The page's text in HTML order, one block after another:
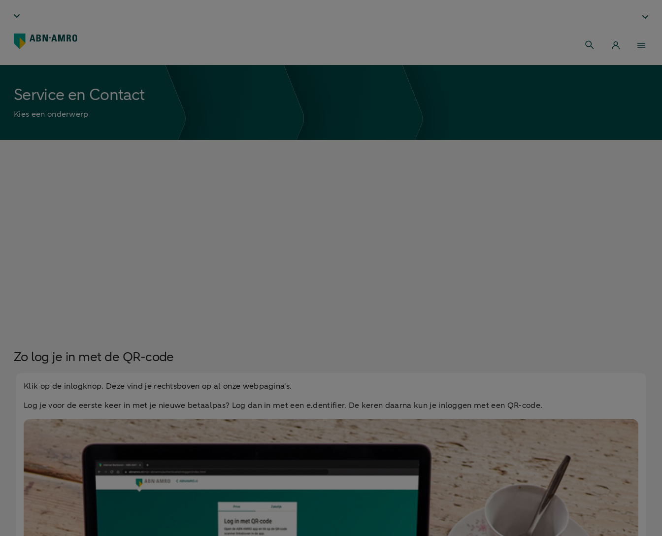
Service en Contact
Kies een onderwerp
Zo log je in met de QR-code
Klik op de inlogknop. Deze vind je rechtsboven op al onze webpagina's.
Log je voor de eerste keer in met je nieuwe betaalpas? Log dan in met een e.dentifier. De keren daarna kun je inloggen met een QR-code.